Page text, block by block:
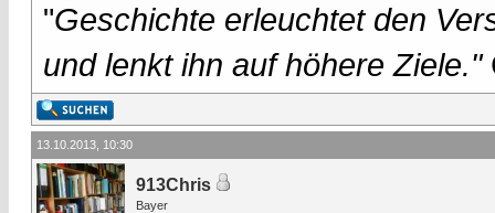
"Geschichte erleuchtet den
und lenkt ihn auf höhere Ziele."
13.10.2013, 10:30
913Chris
Bayer